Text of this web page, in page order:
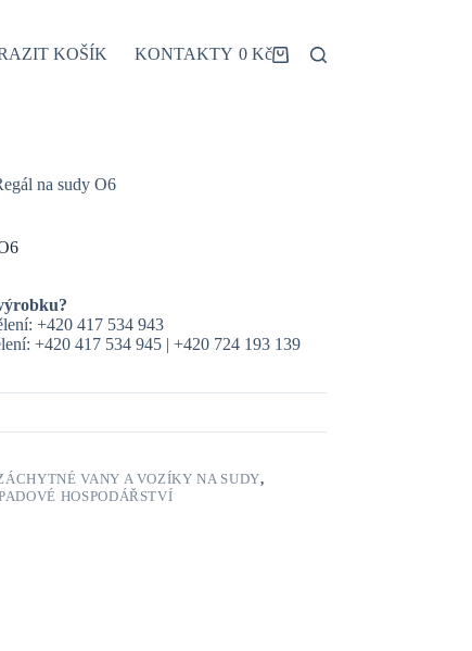
KOŠÍK KONTAKTYShopping
0 Kč
na sudy O6
+420 417 534 943
+420 417 534 945 | +420 724 193 139
VANY A VOZÍKY NA SUDY,
HOSPODÁŘSTVÍ